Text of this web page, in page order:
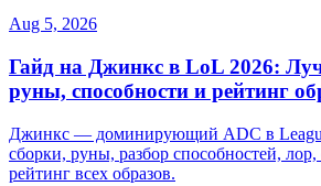
Aug 5, 2026
Гайд на Джинкс в LoL 2026:
руны, способности и рейтинг
Джинкс — доминирующий ADC в
сборки, руны, разбор способностей,
рейтинг всех образов.